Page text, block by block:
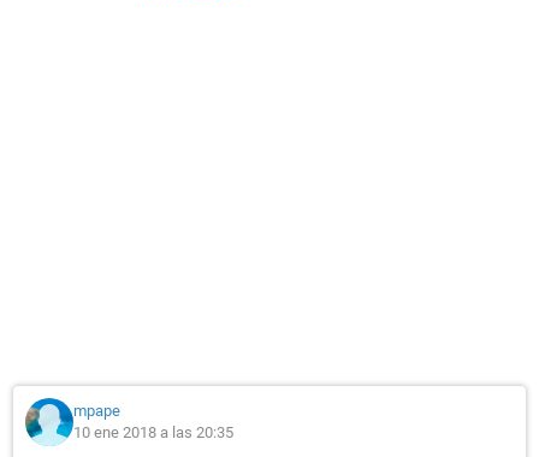
mpape
10 ene 2018 a las 20:35